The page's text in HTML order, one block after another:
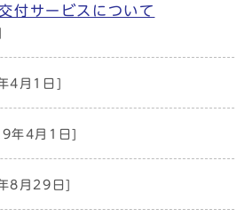
付サービスについて
4月1日]
年4月1日]
8月29日]